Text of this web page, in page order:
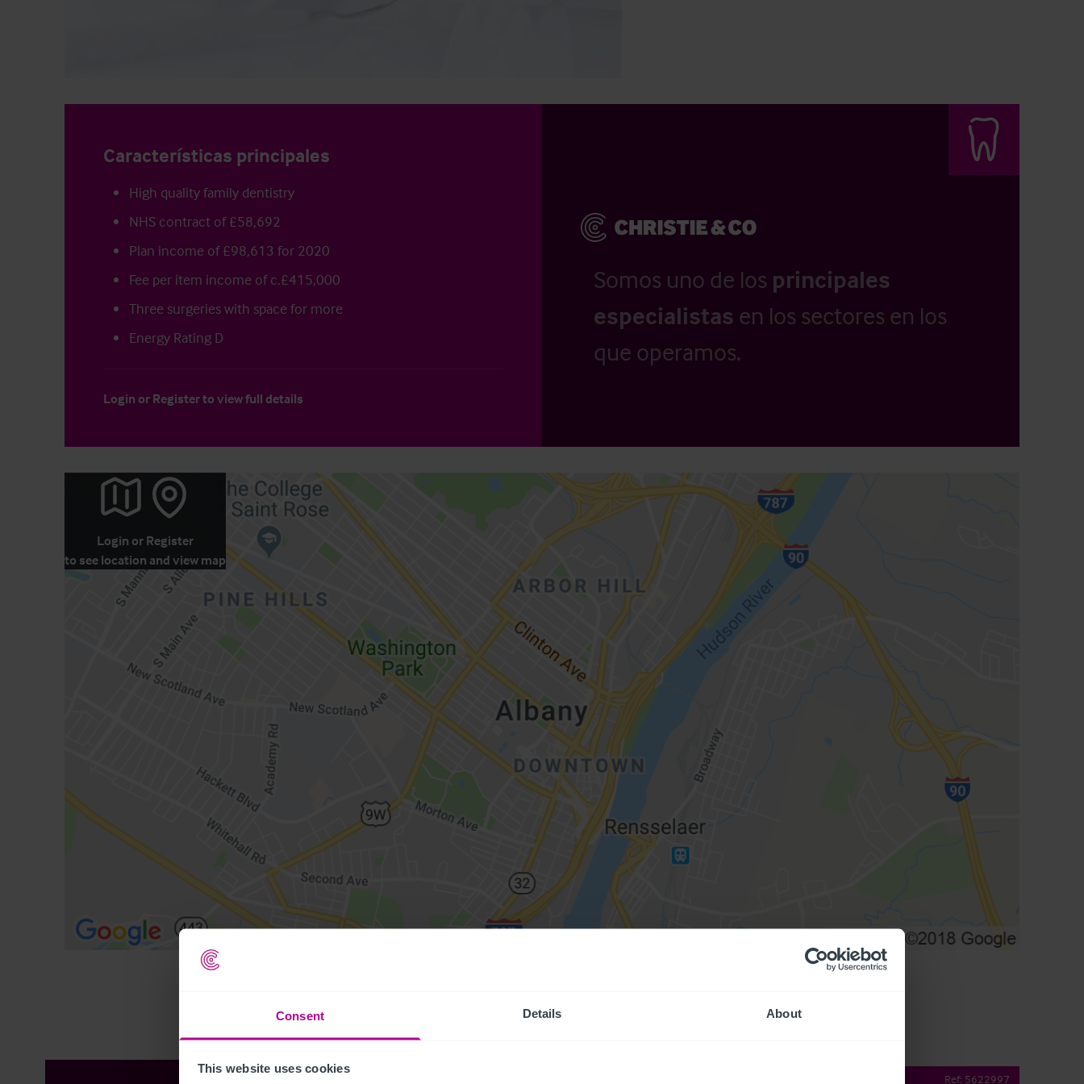
Consent Details About
This website uses cookies
Características principales
High quality family dentistry
NHS contract of £58,692
Plan income of £98,613 for 2020
Fee per item income of c.£415,000
Three surgeries with space for more
Energy Rating D
Login or Registerto view full details
Somos uno de los principales
especialistas en los sectores en los
que operamos.
Login or Register
to see location and view map
Ref: 5622997